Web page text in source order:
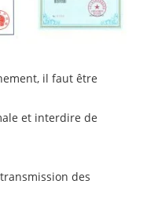
il faut être
et interdire de
des